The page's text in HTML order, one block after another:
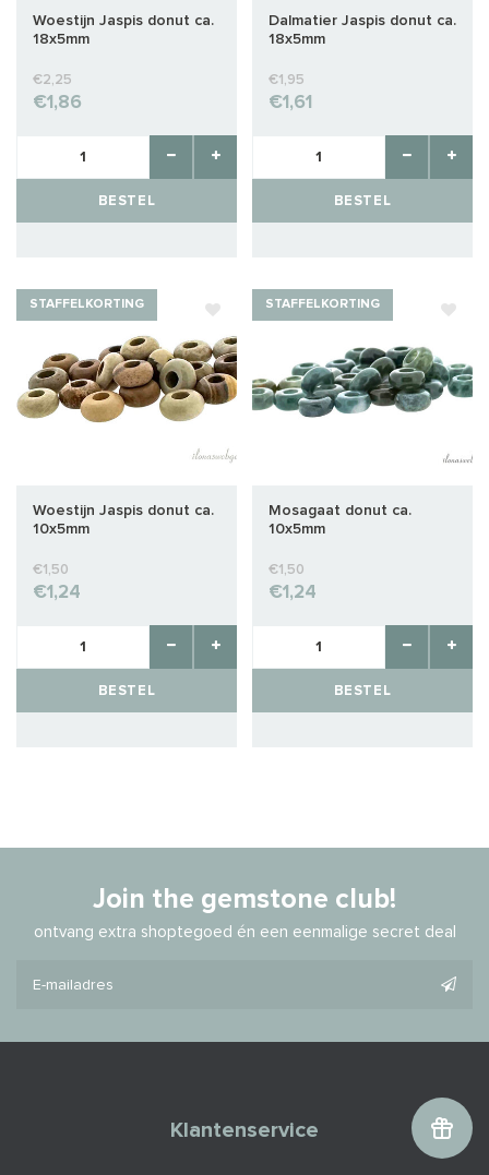
Woestijn Jaspis donut ca.
18x5mm
€2,25
€1,86
BESTEL
Dalmatier Jaspis donut ca.
18x5mm
€1,95
€1,61
BESTEL
STAFFELKORTING
Woestijn Jaspis donut ca.
10x5mm
€1,50
€1,24
BESTEL
STAFFELKORTING
Mosagaat donut ca.
10x5mm
€1,50
€1,24
BESTEL
Join the gemstone club!
ontvang extra shoptegoed én een eenmalige secret deal
Klantenservice